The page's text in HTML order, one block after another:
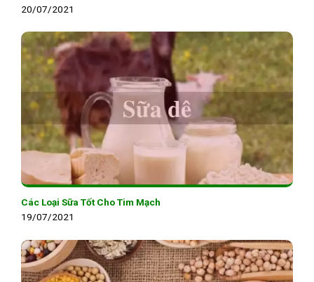
20/07/2021
Các Loại Sữa Tốt Cho Tim Mạch
19/07/2021